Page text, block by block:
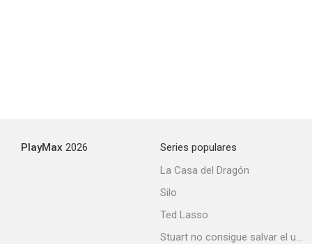
PlayMax 2026
Series populares
La Casa del Dragón
Silo
Ted Lasso
Stuart no consigue salvar el universo